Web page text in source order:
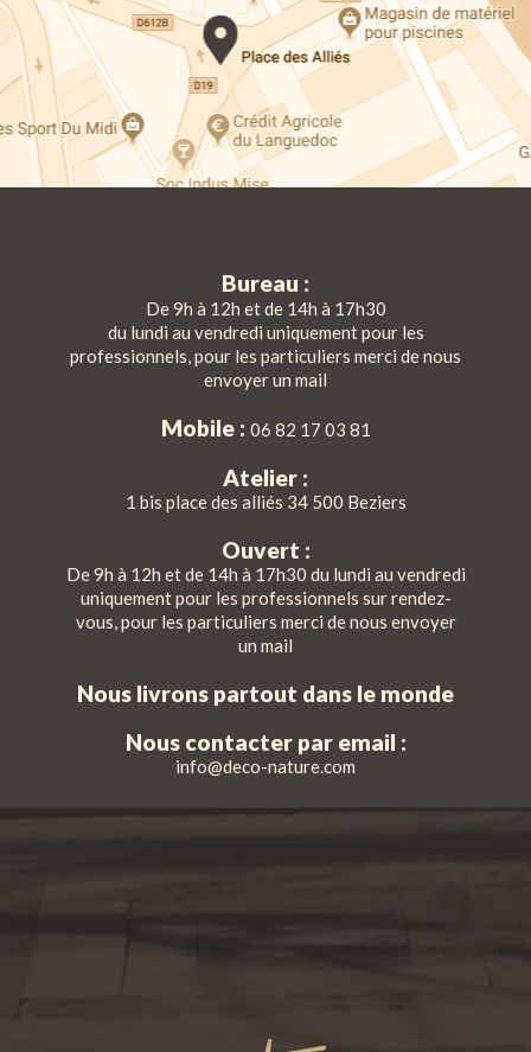
Bureau :
De 9h à 12h et de 14h à 17h30
du lundi au vendredi uniquement pour les
professionnels, pour les particuliers merci de nous
envoyer un mail
Mobile : 06 82 17 03 81
Atelier :
1 bis place des alliés 34 500 Beziers
Ouvert :
De 9h à 12h et de 14h à 17h30 du lundi au vendredi
uniquement pour les professionnels sur rendez-
vous, pour les particuliers merci de nous envoyer
un mail
Nous livrons partout dans le monde
Nous contacter par email :
info@deco-nature.com